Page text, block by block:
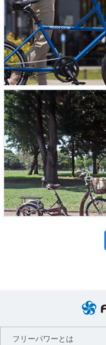
フリーパワーとは